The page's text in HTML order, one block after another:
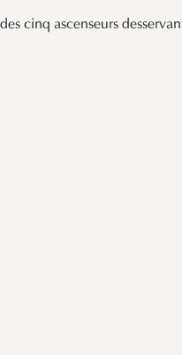
cinq ascenseurs